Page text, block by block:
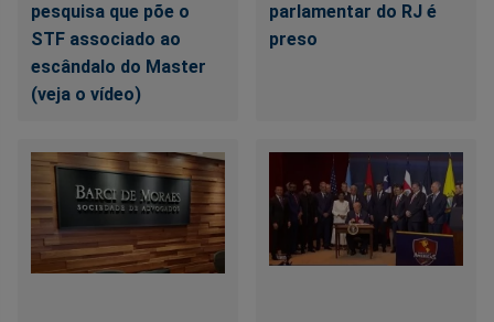
pesquisa que põe o
STF associado ao
escândalo do Master
(veja o vídeo)
parlamentar do RJ é
preso